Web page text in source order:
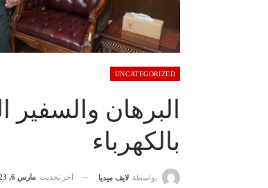
UNCATEGORIZED
البرهان
بالكهرباء
بواسطة لايف ميديا آخر تحديث مارس 6, 2023